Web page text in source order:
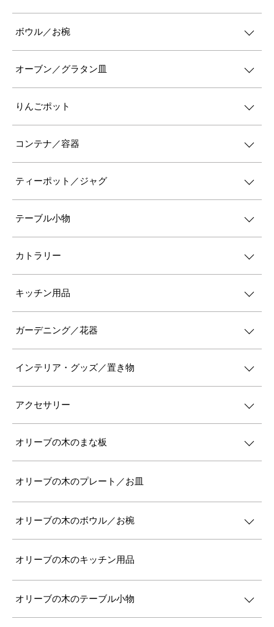
ボウル／お椀
オーブン／グラタン皿
りんごポット
コンテナ／容器
ティーポット／ジャグ
テーブル小物
カトラリー
キッチン用品
ガーデニング／花器
インテリア・グッズ／置き物
アクセサリー
オリーブの木のまな板
オリーブの木のプレート／お皿
オリーブの木のボウル／お椀
オリーブの木のキッチン用品
オリーブの木のテーブル小物